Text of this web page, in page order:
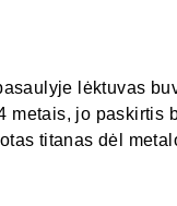
lėktuvas
metais, jo paskirtis
titanas dėl